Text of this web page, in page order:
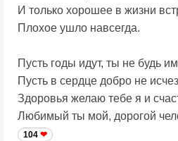
И только хорошее в жизни
Плохое ушло навсегда.
Пусть годы идут, ты не будь
Пусть в сердце добро не
Здоровья желаю тебе я и
Любимый ты мой, дорогой
104